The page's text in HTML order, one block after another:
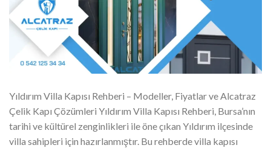
Yıldırım Villa Kapısı Rehberi – Modeller, Fiyatlar ve Alcatraz
Çelik Kapı Çözümleri Yıldırım Villa Kapısı Rehberi, Bursa’nın
tarihi ve kültürel zenginlikleri ile öne çıkan Yıldırım ilçesinde
villa sahipleri için hazırlanmıştır. Bu rehberde villa kapısı